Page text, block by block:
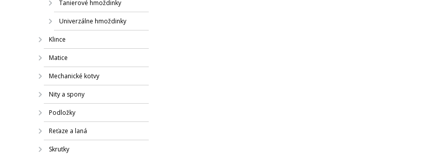
Tanierové hmoždinky
Univerzálne hmoždinky
Klince
Matice
Mechanické kotvy
Nity a spony
Podložky
Reťaze a laná
Skrutky